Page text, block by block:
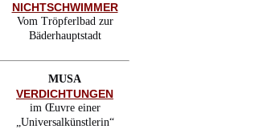
NICHTSCHWIMMER
Vom Tröpferlbad zur
Bäderhauptstadt
MUSA
VERDICHTUNGEN
im Œuvre einer
„Universalkünstlerin“